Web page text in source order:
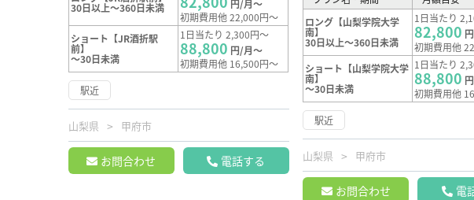
30日以上～360日未満
円/月～
初期費用他 22,000円～
ショート【JR酒折駅
前】
～30日未満
1日当たり 2,300円～
88,800 円/月～
初期費用他 16,500円～
駅近
山梨県 甲府市
お問合わせ 電話する
ロング【山梨学院大学
南】
30日以上～360日未満
1日当たり
82,800
初期費用他
ショート【山梨学院大学
南】
～30日未満
1日当たり
88,800
初期費用他
駅近
山梨県 甲府市
お問合わせ 電